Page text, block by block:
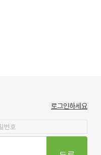
로그인하세요